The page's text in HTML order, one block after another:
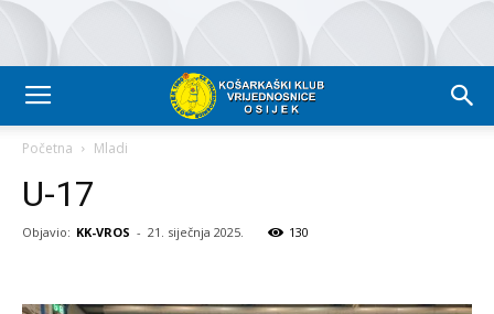
Početna Mladi
U-17
Objavio: KK-VROS - 21. siječnja 2025. 130